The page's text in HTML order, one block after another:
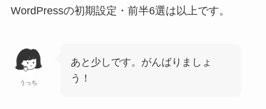
WordPressの初期設定・前半6選は以上です。
うっち
あと少しです。がんばりましょ
う！